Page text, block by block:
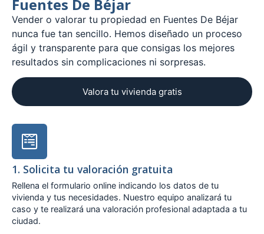
Fuentes De Béjar
Vender o valorar tu propiedad en Fuentes De Béjar
nunca fue tan sencillo. Hemos diseñado un proceso
ágil y transparente para que consigas los mejores
resultados sin complicaciones ni sorpresas.
Valora tu vivienda gratis
1. Solicita tu valoración gratuita
Rellena el formulario online indicando los datos de tu
vivienda y tus necesidades. Nuestro equipo analizará tu
caso y te realizará una valoración profesional adaptada a tu
ciudad.